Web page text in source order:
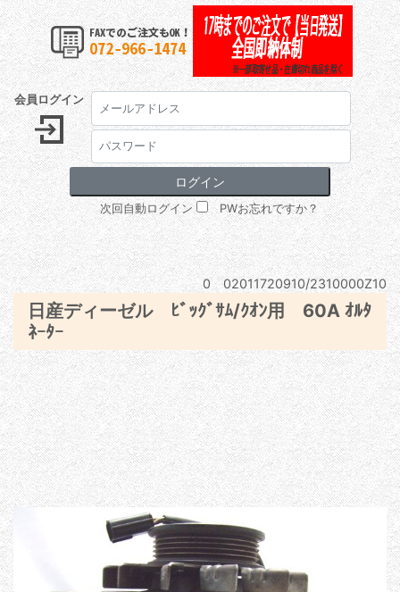
会員ログイン
次回自動ログイン PWお忘れですか？
0 02011720910/2310000Z10
日産ディーゼル ﾋﾞｯｸﾞｻﾑ/ｸｵﾝ用 60A ｵﾙﾀ
ﾈｰﾀｰ